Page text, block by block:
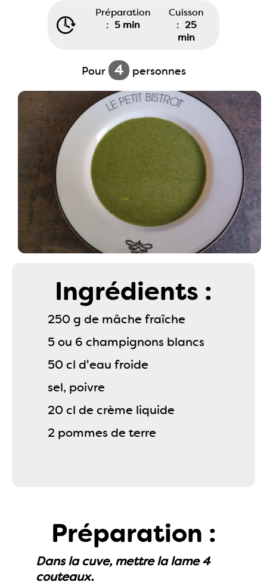
Préparation
: 5 min
Cuisson
: 25
min
Pour 4 personnes
Ingrédients :
250 g de mâche fraîche
5 ou 6 champignons blancs
50 cl d'eau froide
sel, poivre
20 cl de crème liquide
2 pommes de terre
Préparation :
Dans la cuve, mettre la lame 4
couteaux.